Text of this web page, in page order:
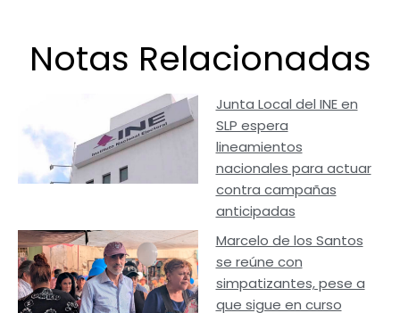
Notas Relacionadas
Junta Local del INE en
SLP espera
lineamientos
nacionales para actuar
contra campañas
anticipadas
Marcelo de los Santos
se reúne con
simpatizantes, pese a
que sigue en curso